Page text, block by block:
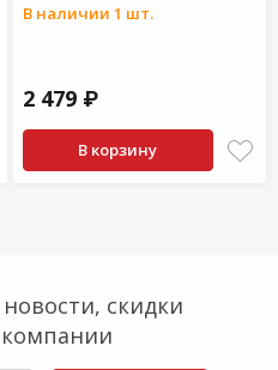
В наличии 1 шт.
2 479 ₽
В корзину
скидки